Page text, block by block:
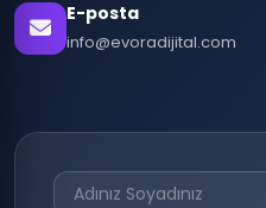
E-posta
info@evoradijital.com